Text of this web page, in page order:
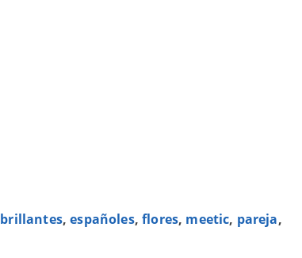
brillantes,españoles,flores, meetic, pareja,